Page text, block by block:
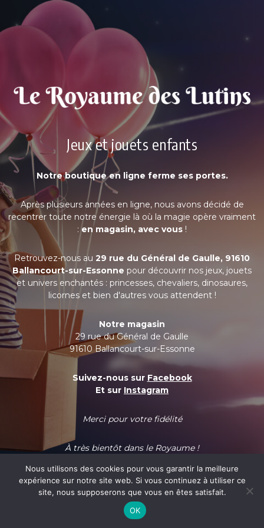
Jeux et jouets enfants
Notre boutique en ligne ferme ses portes.
Après plusieurs années en ligne, nous avons décidé de
recentrer toute notre énergie là où la magie opère vraiment
:en magasin, avec vous !
Retrouvez-nous au 29 rue du Général de Gaulle, 91610
Ballancourt-sur-Essonne pour découvrir nos jeux, jouets
et univers enchantés : princesses, chevaliers, dinosaures,
licornes et bien d'autres vous attendent !
Notre magasin
29 rue du Général de Gaulle
91610 Ballancourt-sur-Essonne
Suivez-nous sur Facebook
Et sur Instagram
Merci pour votre fidélité
À très bientôt dans le Royaume !
Nous utilisons des cookies pour vous garantir la meilleure
expérience sur notre site web. Si vous continuez à utiliser ce
site, nous supposerons que vous en êtes satisfait.
OK